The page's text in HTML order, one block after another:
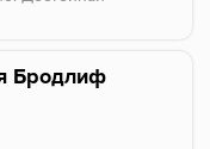
Бродлиф